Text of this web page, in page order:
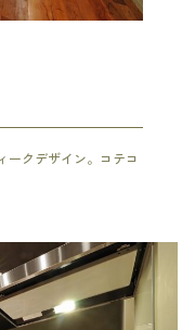
ークデザイン。コテコ